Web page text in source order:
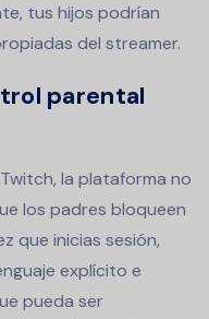
tus hijos podrían
del streamer.
parental
la plataforma no
los padres bloqueen
que inicias sesión,
explícito e
pueda ser